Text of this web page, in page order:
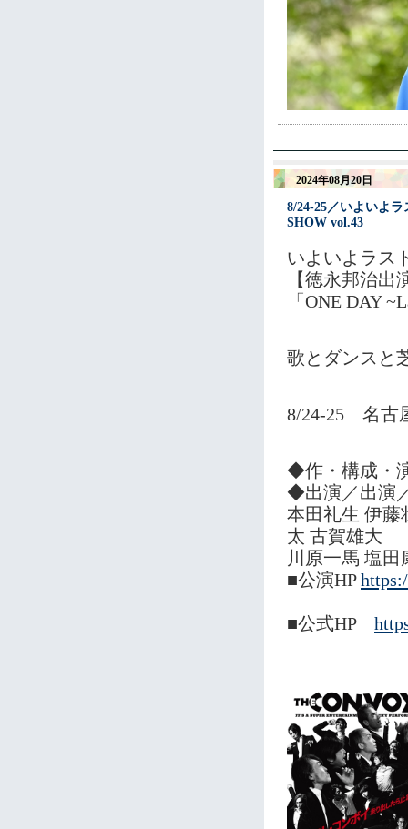
2024年08月20日
8/24-25／いよいよ
SHOW vol.43
いよいよラ
【徳永邦治出
「ONE DAY
歌とダンスと
8/24-25 名古
◆作・構成・
◆出演／出
本田礼生 伊藤
太 古賀雄大
川原一馬 塩
■公演HP
■公式HP